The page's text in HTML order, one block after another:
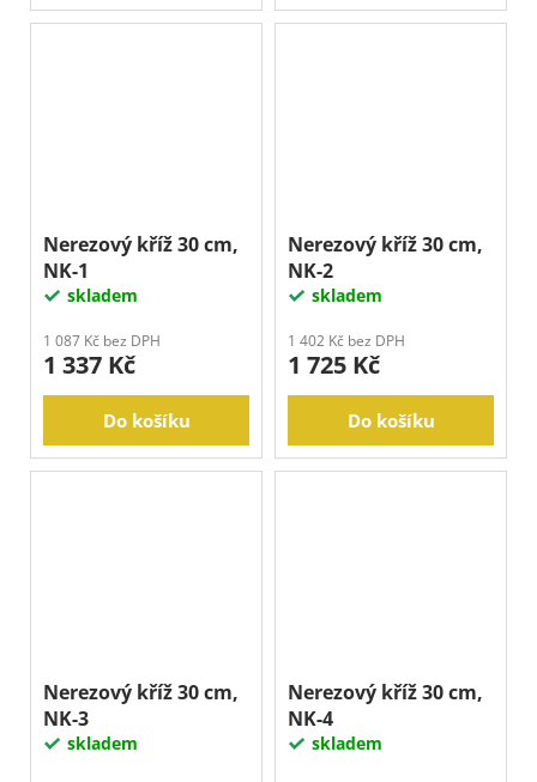
Nerezový kříž 30 cm,
NK-1
skladem
1 087 Kč bez DPH
1 337 Kč
Do košíku
Nerezový kříž 30 cm,
NK-2
skladem
1 402 Kč bez DPH
1 725 Kč
Do košíku
Nerezový kříž 30 cm,
NK-3
skladem
Nerezový kříž 30 cm,
NK-4
skladem